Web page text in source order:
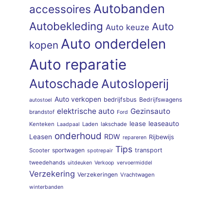
accessoires Autobanden
Autobekleding Auto keuze Auto
kopen Auto onderdelen
Auto reparatie
Autoschade Autosloperij
autostoel Auto verkopen bedrijfsbus Bedrijfswagens
brandstof elektrische auto Ford Gezinsauto
Kenteken Laadpaal Laden lakschade lease leaseauto
Leasen onderhoud RDW repareren Rijbewijs
Scooter sportwagen spotrepair Tips transport
tweedehands uitdeuken Verkoop vervoermiddel
Verzekering Verzekeringen Vrachtwagen
winterbanden